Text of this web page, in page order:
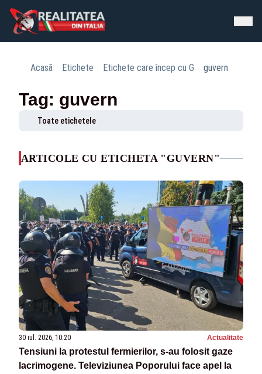
Acasă Etichete Etichete care încep cu G guvern
Tag: guvern
Toate etichetele
ARTICOLE CU ETICHETA "GUVERN"
30 iul. 2026, 10:20 Actualitate
Tensiuni la protestul fermierilor, s-au folosit gaze
lacrimogene. Televiziunea Poporului face apel la